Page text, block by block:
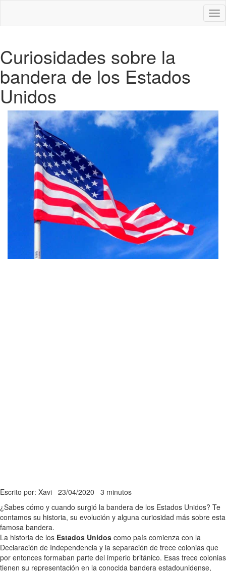
Curiosidades sobre la
bandera de los Estados
Unidos
Escrito por: Xavi 23/04/2020 3 minutos
¿Sabes cómo y cuando surgió la bandera de los Estados Unidos? Te
contamos su historia, su evolución y alguna curiosidad más sobre esta
famosa bandera.
La historia de los Estados Unidos como país comienza con la
Declaración de Independencia y la separación de trece colonias que
por entonces formaban parte del imperio británico. Esas trece colonias
tienen su representación en la conocida bandera estadounidense,